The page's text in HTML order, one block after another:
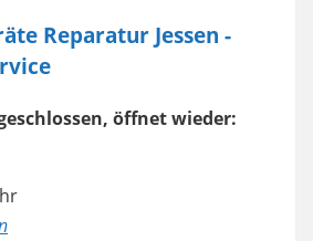
Reparatur Jessen -
öffnet wieder: